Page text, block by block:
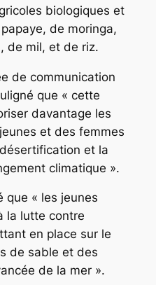
biologiques et
de moringa,
de mil, et de riz.
de communication
que « cette
davantage les
et des femmes
et la
climatique ».
que « les jeunes
la lutte contre
en place sur le
de sable et des
de la mer ».